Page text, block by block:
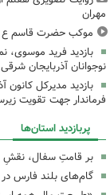
مهران
موکب حضرت قاسم ع
بازدید فرید موسوی،
نوجوانان آذربایجان شرقی
بازدید مدیرکل کانون
فرماندار جهت تقویت
پربازدید استان‌ها
بر قامتِ سفال، نقشِ
گام‌های بلند فارس